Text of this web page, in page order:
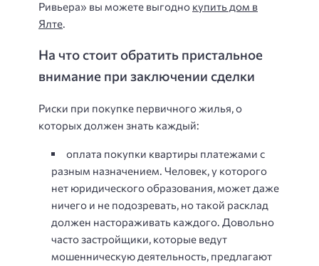
Ривьера» вы можете выгодно купить дом в
Ялте.
На что стоит обратить пристальное
внимание при заключении сделки
Риски при покупке первичного жилья, о
которых должен знать каждый:
оплата покупки квартиры платежами с
разным назначением. Человек, у которого
нет юридического образования, может даже
ничего и не подозревать, но такой расклад
должен настораживать каждого. Довольно
часто застройщики, которые ведут
мошенническую деятельность, предлагают